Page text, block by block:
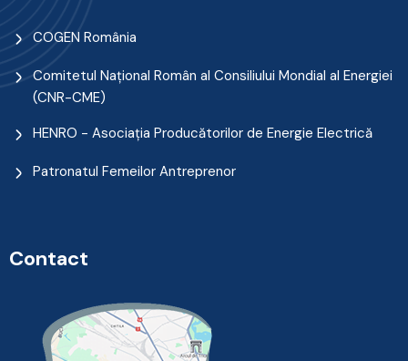
COGEN România
Comitetul Naţional Român al Consiliului Mondial al Energiei
(CNR-CME)
HENRO - Asociația Producătorilor de Energie Electrică
Patronatul Femeilor Antreprenor
Contact